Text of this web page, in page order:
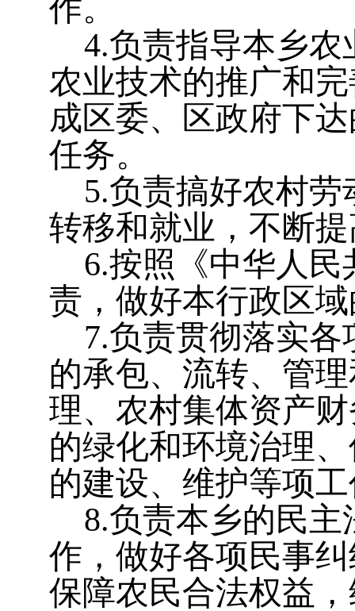
作。
4.负责指导本乡农
农业技术的推广和
成区委、区政府下
任务。
5.负责搞好农村
转移和就业，不断
6.按照《中华人民
责，做好本行政区
7.负责贯彻落实
的承包、流转、管
理、农村集体资产
的绿化和环境治理
的建设、维护等项
8.负责本乡的民主
作，做好各项民事
保障农民合法权益